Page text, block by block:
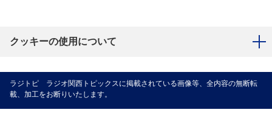
クッキーの使用について
ラジトピ ラジオ関西トピックスに掲載されている画像等、全内容の無断転
載、加工をお断りいたします。